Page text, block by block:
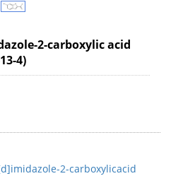
2-carboxylic acid
4)
2-carboxylicacid